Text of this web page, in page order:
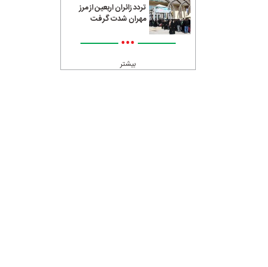
تردد زائران اربعین از مرز
مهران شدت گرفت
•••
بیشتر